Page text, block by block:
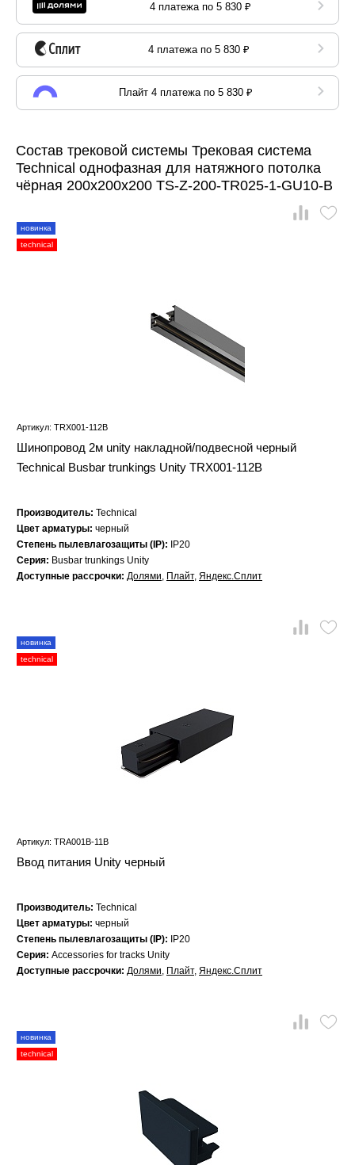
4 платежа по 5 830 ₽
4 платежа по 5 830 ₽
Плайт 4 платежа по 5 830 ₽
Состав трековой системы Трековая система
Technical однофазная для натяжного потолка
чёрная 200x200x200 TS-Z-200-TR025-1-GU10-B
новинка
technical
Артикул: TRX001-112B
Шинопровод 2м unity накладной/подвесной черный
Technical Busbar trunkings Unity TRX001-112B
Производитель: Technical
Цвет арматуры: черный
Степень пылевлагозащиты (IP):
IP20
Серия: Busbar trunkings Unity
Доступные рассрочки: Долями, Плайт, Яндекс.Сплит
новинка
technical
Артикул: TRA001B-11B
Ввод питания Unity черный
Производитель: Technical
Цвет арматуры: черный
Степень пылевлагозащиты (IP):
IP20
Серия: Accessories for tracks Unity
Доступные рассрочки: Долями, Плайт, Яндекс.Сплит
новинка
technical